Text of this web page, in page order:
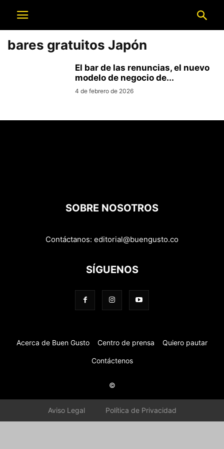
bares gratuitos Japón
El bar de las renuncias, el nuevo
modelo de negocio de...
4 de febrero de 2026
SOBRE NOSOTROS
Contáctanos: editorial@buengusto.co
SÍGUENOS
Acerca de Buen Gusto Centro de prensa Quiero pautar
Contáctenos
©
Aviso Legal Política de Privacidad